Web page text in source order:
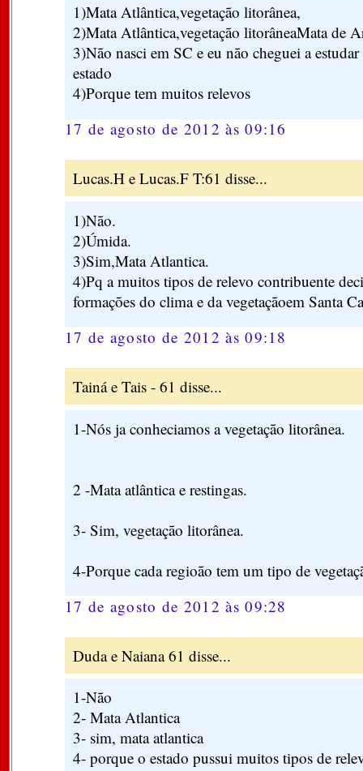
1)Mata Atlântica,vegetação litorânea,
2)Mata Atlântica,vegetação litorâneaMata de
3)Não nasci em SC e eu não cheguei a
estado
4)Porque tem muitos relevos
17 de agosto de 2012 às 09:16
Lucas.H e Lucas.F T:61 disse...
1)Não.
2)Úmida.
3)Sim,Mata Atlantica.
4)Pq a muitos tipos de relevo contribuente
formações do clima e da vegetaçãoem Santa
17 de agosto de 2012 às 09:18
Tainá e Tais - 61 disse...
1-Nós ja conheciamos a vegetação litorânea.
2 -Mata atlântica e restingas.
3- Sim, vegetação litorânea.
4-Porque cada regioão tem um tipo de
17 de agosto de 2012 às 09:28
Duda e Naiana 61 disse...
1-Não
2- Mata Atlantica
3- sim, mata atlantica
4- porque o estado pussui muitos tipos de